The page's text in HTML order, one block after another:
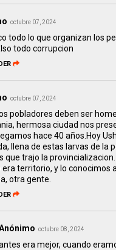
octubre 07, 2024
todo lo que organizan los
todo corrupcion
octubre 07, 2024
pobladores deben ser
hermosa ciudad nos
hace 40 años.Hoy
llena de estas larvas de la
que trajo la provincializacion.
era territorio, y lo conocimos
otra gente.
octubre 08, 2024
era mejor, cuando